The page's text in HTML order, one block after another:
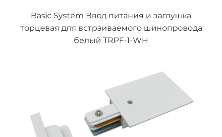
Basic System Ввод питания и заглушка
торцевая для встраиваемого шинопровода
белый TRPF-1-WH